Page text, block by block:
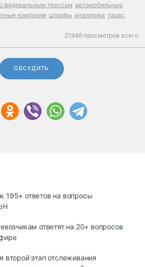
федеральным трассам автомобильные
компании штрафы аналитика тарас
21946 просмотров всего.
ОБСУДИТЬ
195+ ответов на вопросы
ответят на 20+ вопросов
второй этап отслеживания